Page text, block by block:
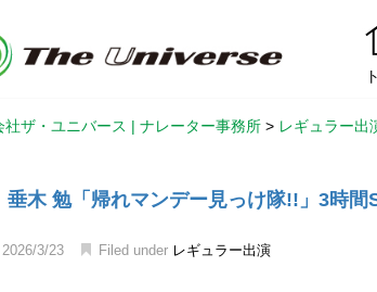
社ザ・ユニバース | ナレーター事務所 > レギュラー出
垂木 勉「帰れマンデー見っけ隊!!」3時間
2026/3/23 Filed under レギュラー出演